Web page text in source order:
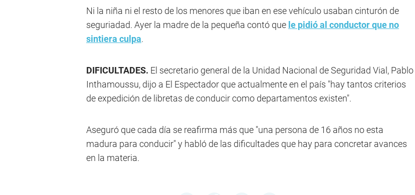
Ni la niña ni el resto de los menores que iban en ese vehículo usaban cinturón de
seguriadad. Ayer la madre de la pequeña contó que le pidió al conductor que no
sintiera culpa.
DIFICULTADES. El secretario general de la Unidad Nacional de Seguridad Vial, Pablo
Inthamoussu, dijo a El Espectador que actualmente en el país "hay tantos criterios
de expedición de libretas de conducir como departamentos existen".
Aseguró que cada día se reafirma más que "una persona de 16 años no esta
madura para conducir" y habló de las dificultades que hay para concretar avances
en la materia.